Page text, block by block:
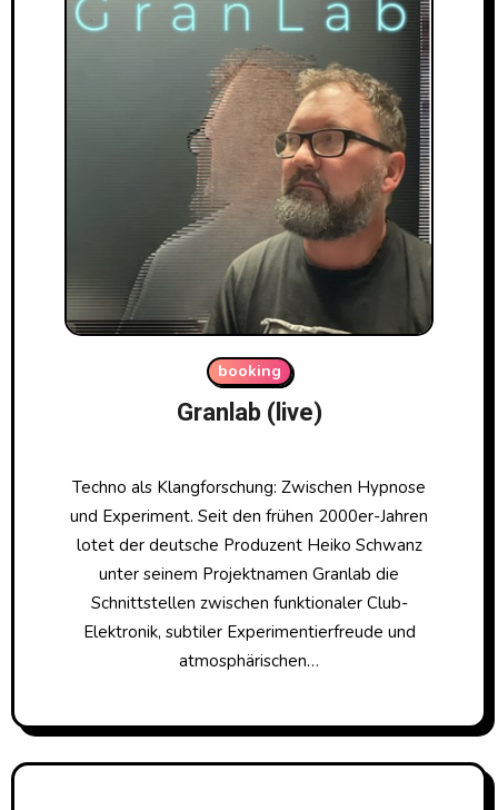
booking
Granlab (live)
Techno als Klangforschung: Zwischen Hypnose
und Experiment. Seit den frühen 2000er-Jahren
lotet der deutsche Produzent Heiko Schwanz
unter seinem Projektnamen Granlab die
Schnittstellen zwischen funktionaler Club-
Elektronik, subtiler Experimentierfreude und
atmosphärischen…